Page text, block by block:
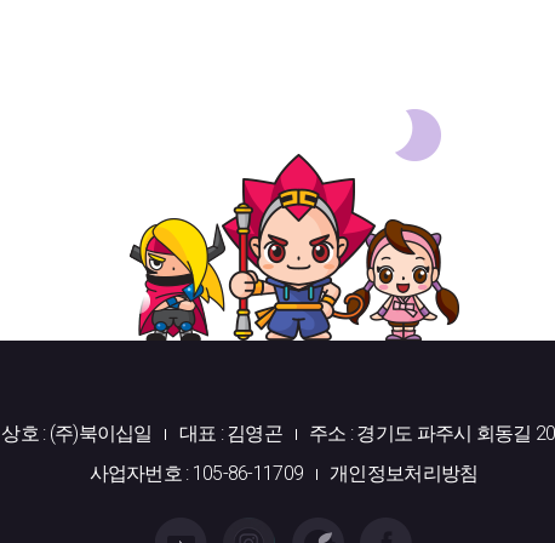
상호 : (주)북이십일 대표 : 김영곤
주소 : 경기도 파주시 회동길
사업자번호 : 105-86-11709
개인정보처리방침